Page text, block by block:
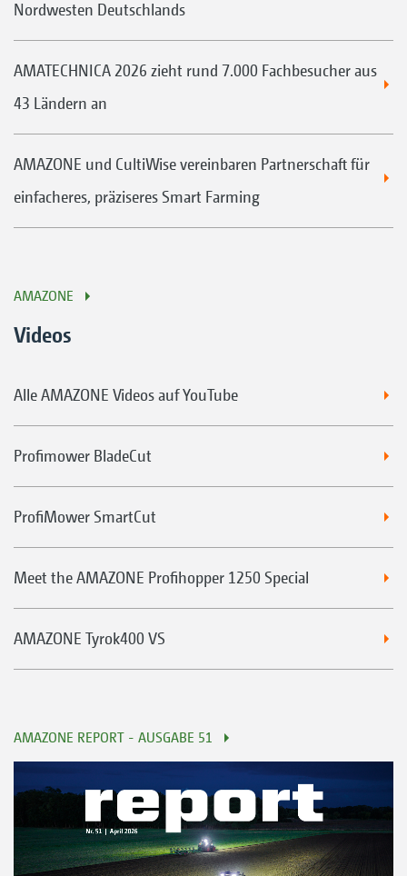
Nordwesten Deutschlands
AMATECHNICA 2026 zieht rund 7.000 Fachbesucher aus
43 Ländern an
AMAZONE und CultiWise vereinbaren Partnerschaft für
einfacheres, präziseres Smart Farming
AMAZONE
Videos
Alle AMAZONE Videos auf YouTube
Profimower BladeCut
ProfiMower SmartCut
Meet the AMAZONE Profihopper 1250 Special
AMAZONE Tyrok400 VS
AMAZONE REPORT - AUSGABE 51